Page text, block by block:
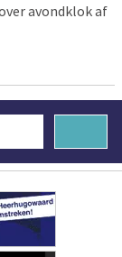
avondklok af